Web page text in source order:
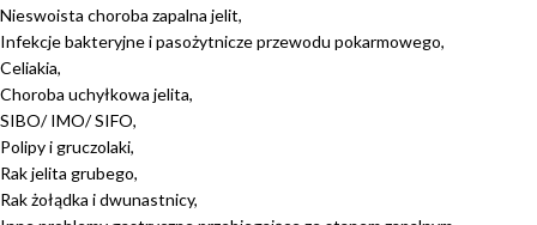
Nieswoista choroba zapalna jelit,
Infekcje bakteryjne i pasożytnicze przewodu pokarmowego,
Celiakia,
Choroba uchyłkowa jelita,
SIBO/ IMO/ SIFO,
Polipy i gruczolaki,
Rak jelita grubego,
Rak żołądka i dwunastnicy,